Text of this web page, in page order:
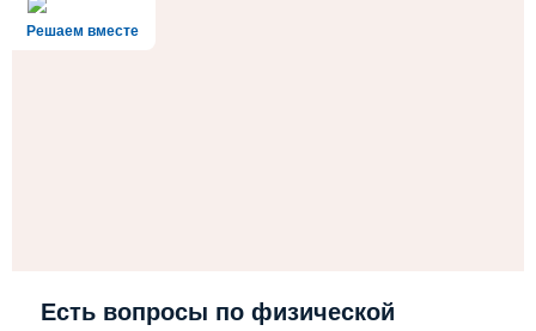
Решаем вместе
Есть вопросы по физической